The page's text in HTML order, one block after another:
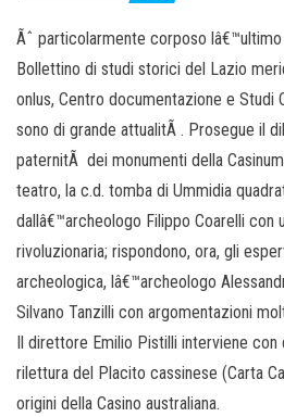
Ãˆ particolarmente corposo
Bollettino di studi storici del Lazio
onlus, Centro documentazione e Studi
sono di grande attualitÃ . Prosegue il
paternitÃ dei monumenti della
teatro, la c.d. tomba di Ummidia
dallâ€™archeologo Filippo Coarelli con
rivoluzionaria; rispondono, ora, gli
archeologica, lâ€™archeologo
Silvano Tanzilli con argomentazioni
Il direttore Emilio Pistilli interviene con
rilettura del Placito cassinese (Carta
origini della Casino australiana.